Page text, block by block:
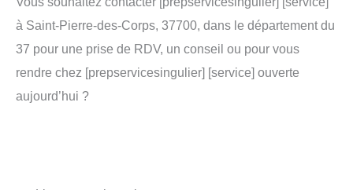
à Saint-Pierre-des-Corps, 37700, dans le département du
37 pour une prise de RDV, un conseil ou pour vous
rendre chez [prepservicesingulier] [service] ouverte
aujourd’hui ?